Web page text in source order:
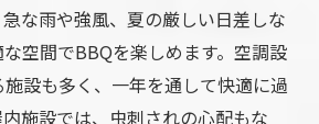
な雨や強風、夏の厳しい日差しな
空間でBBQを楽しめます。空調設
設も多く、一年を通して快適に過
施設では、虫刺されの心配もな